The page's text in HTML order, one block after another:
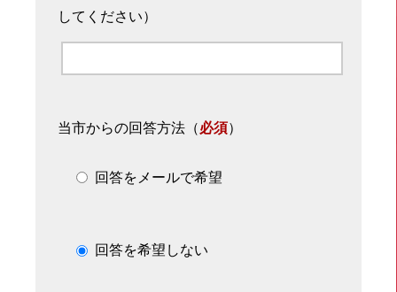
してください）
当市からの回答方法 （必須）
回答をメールで希望
回答を希望しない